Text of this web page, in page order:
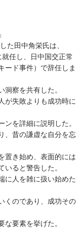
た田中角栄氏は、
任し、日中国交正常
ード事件）で辞任しま
察を共有した。
が失敗よりも成功時に
を詳細に説明した。
、昔の謙虚な自分を忘
置き始め、表面的には
ると警告した。
に人を雑に扱い始めた
くのであり、成功その
要素を挙げた。